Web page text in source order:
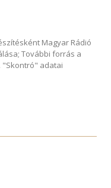
Magyar Rádió
További forrás a
"Skontró" adatai